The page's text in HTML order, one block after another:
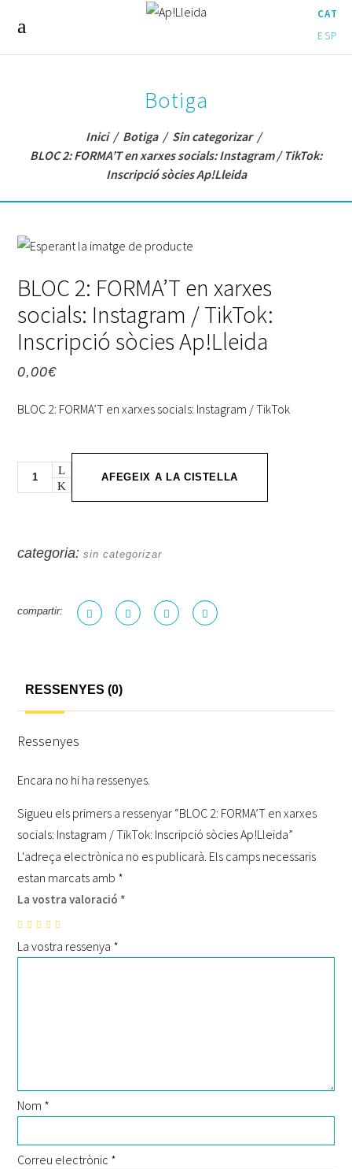
CAT
ESP
Botiga
Inici/ Botiga/ Sin categorizar/
BLOC 2: FORMA’T en xarxes socials: Instagram / TikTok:
Inscripció sòcies Ap!Lleida
BLOC 2: FORMA’T en xarxes
socials: Instagram / TikTok:
Inscripció sòcies Ap!Lleida
0,00€
BLOC 2: FORMA’T en xarxes socials: Instagram / TikTok
Quantity AFEGEIX A LA CISTELLA
categoria:sin categorizar
compartir:
RESSENYES (0)
Ressenyes
Encara no hi ha ressenyes.
Sigueu els primers a ressenyar “BLOC 2: FORMA’T en xarxes
socials: Instagram / TikTok: Inscripció sòcies Ap!Lleida”
L'adreça electrònica no es publicarà. Els camps necessaris
estan marcats amb *
La vostra valoració *
La vostra ressenya *
Nom *
Correu electrònic *